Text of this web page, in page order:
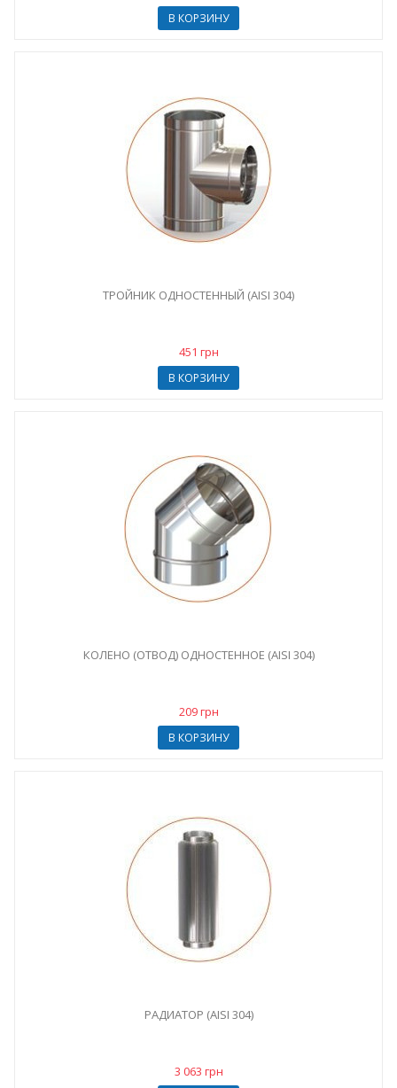
В КОРЗИНУ
ТРОЙНИК ОДНОСТЕННЫЙ (AISI 304)
451 грн
В КОРЗИНУ
КОЛЕНО (ОТВОД) ОДНОСТЕННОЕ (AISI 304)
209 грн
В КОРЗИНУ
РАДИАТОР (AISI 304)
3 063 грн